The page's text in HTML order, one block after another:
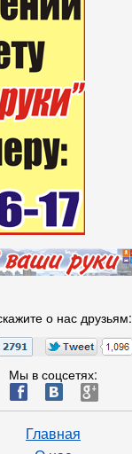
о нас друзьям:
Мы в соцсетях:
ä æ è
Главная